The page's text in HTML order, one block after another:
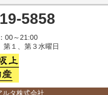
5858
00～21:00
１、第３水曜日
タ株式会社